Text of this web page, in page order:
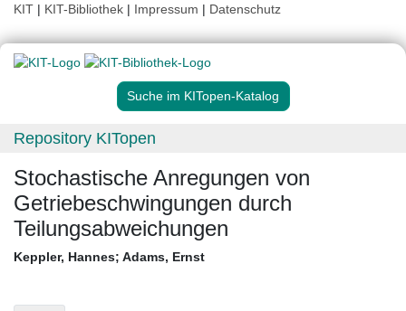
KIT | KIT-Bibliothek | Impressum | Datenschutz
Suche im KITopen-Katalog
Repository KITopen
Stochastische Anregungen von
Getriebeschwingungen durch
Teilungsabweichungen
Keppler, Hannes; Adams, Ernst